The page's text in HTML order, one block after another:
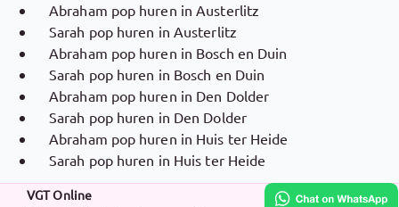
Abraham pop huren in Austerlitz
Sarah pop huren in Austerlitz
Abraham pop huren in Bosch en Duin
Sarah pop huren in Bosch en Duin
Abraham pop huren in Den Dolder
Sarah pop huren in Den Dolder
Abraham pop huren in Huis ter Heide
Sarah pop huren in Huis ter Heide
VGT Online